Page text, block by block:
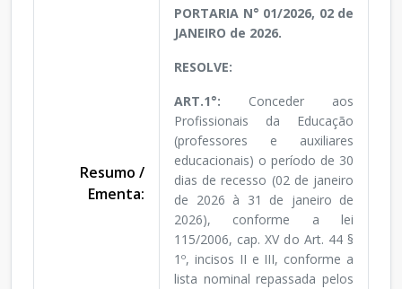
Resumo /
Ementa:
PORTARIA N° 01/2026, 02 de
JANEIRO de 2026.
RESOLVE:
ART.1°: Conceder aos
Profissionais da Educação
(professores e auxiliares
educacionais) o período de 30
dias de recesso (02 de janeiro
de 2026 à 31 de janeiro de
2026), conforme a lei
115/2006, cap. XV do Art. 44 §
1º, incisos II e III, conforme a
lista nominal repassada pelos